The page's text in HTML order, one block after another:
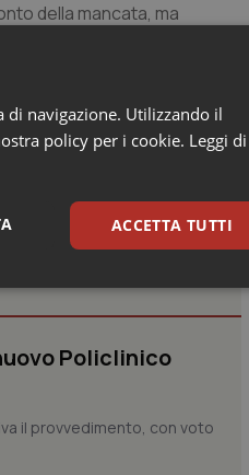
della mancata, ma
Senza considerare
Policlinico
il provvedimento, con voto
di navigazione. Utilizzando il
policy per i cookie. Leggi di
ACCETTA TUTTI
Marketing